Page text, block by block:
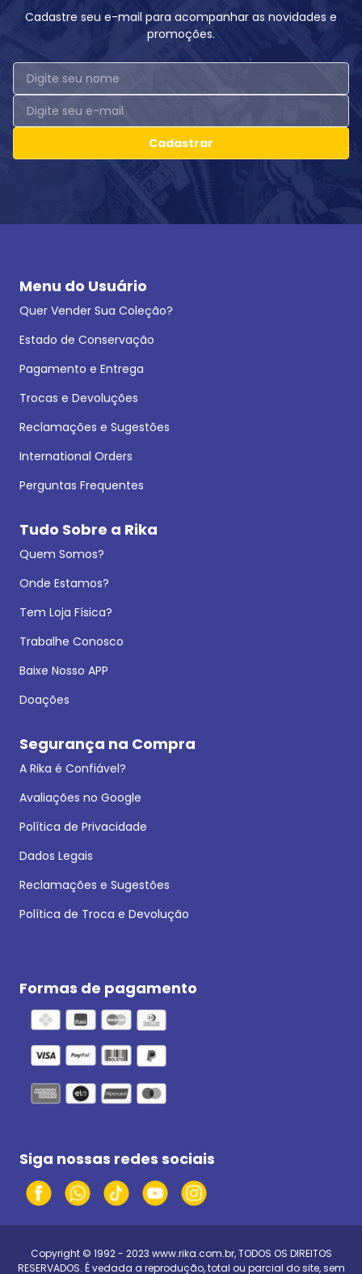
Cadastre seu e-mail para acompanhar as novidades e
promoções.
Cadastrar
Menu do Usuário
Quer Vender Sua Coleção?
Estado de Conservação
Pagamento e Entrega
Trocas e Devoluções
Reclamações e Sugestões
International Orders
Perguntas Frequentes
Tudo Sobre a Rika
Quem Somos?
Onde Estamos?
Tem Loja Física?
Trabalhe Conosco
Baixe Nosso APP
Doações
Segurança na Compra
A Rika é Confiável?
Avaliações no Google
Política de Privacidade
Dados Legais
Reclamações e Sugestões
Política de Troca e Devolução
Formas de pagamento
Siga nossas redes sociais
Copyright © 1992 - 2023 www.rika.com.br, TODOS OS DIREITOS
RESERVADOS. É vedada a reprodução, total ou parcial do site, sem